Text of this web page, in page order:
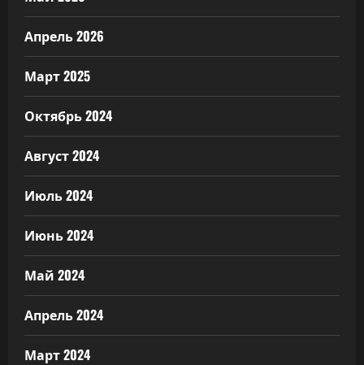
Апрель 2026
Март 2025
Октябрь 2024
Август 2024
Июль 2024
Июнь 2024
Май 2024
Апрель 2024
Март 2024